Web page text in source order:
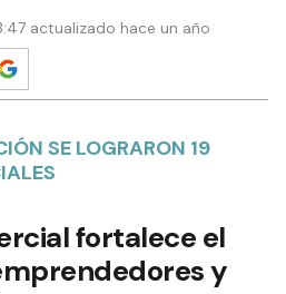
actualizado hace un año
SE LOGRARON 19
fortalece el
y